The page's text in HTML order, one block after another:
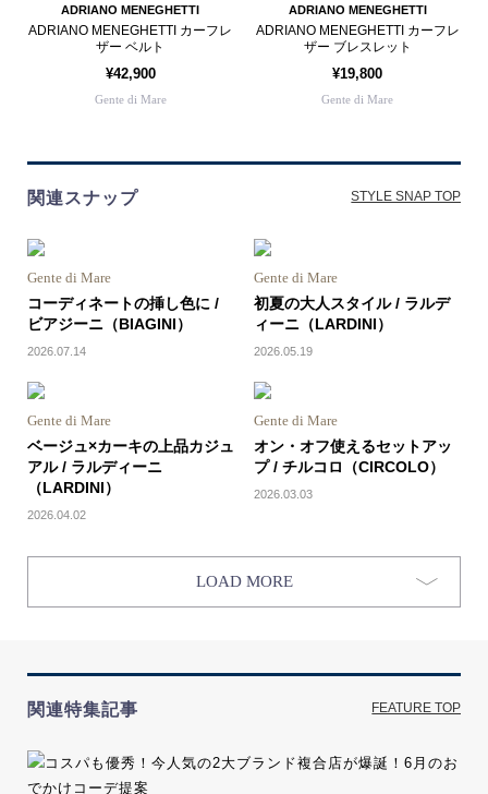
ADRIANO MENEGHETTI
ADRIANO MENEGHETTI カーフレ
ザー ベルト
¥42,900
Gente di Mare
ADRIANO MENEGHETTI
ADRIANO MENEGHETTI カーフレ
ザー ブレスレット
¥19,800
Gente di Mare
関連スナップ STYLE SNAP TOP
Gente di Mare
コーディネートの挿し色に /
ビアジーニ（BIAGINI）
2026.07.14
Gente di Mare
初夏の大人スタイル / ラルデ
ィーニ（LARDINI）
2026.05.19
Gente di Mare
ベージュ×カーキの上品カジュ
アル / ラルディーニ
（LARDINI）
2026.04.02
Gente di Mare
オン・オフ使えるセットアッ
プ / チルコロ（CIRCOLO）
2026.03.03
LOAD MORE
関連特集記事 FEATURE TOP